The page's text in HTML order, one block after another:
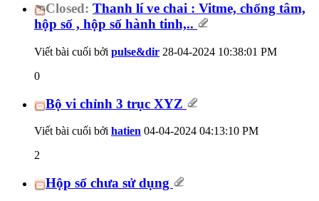
Closed: Thanh lí ve chai : Vitme, chống tâm,
hộp số , hộp số hành tinh,..
Viết bài cuối bởi pulse&dir 28-04-2024 10:38:01 PM
0
Bộ vi chỉnh 3 trục XYZ
Viết bài cuối bởi hatien 04-04-2024 04:13:10 PM
2
Hộp số chưa sử dụng